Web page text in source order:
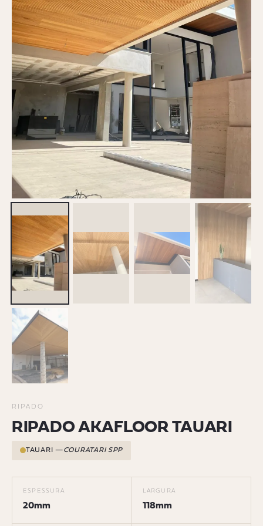
RIPADO
RIPADO AKAFLOOR TAUARI
TAUARI —COURATARI SPP
ESPESSURA
20mm
LARGURA
118mm